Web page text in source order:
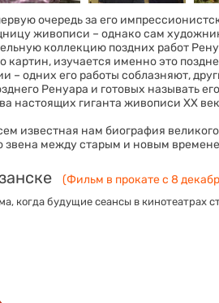
очередь за его
живописи – однако сам
коллекцию поздних работ
картин, изучается именно это
одних его работы соблазняют,
Ренуара и готовых называть
настоящих гиганта живописи ХХ
известная нам биография
звена между старым и новым
(Фильм в прокате с 8
когда будущие сеансы в кинотеатрах